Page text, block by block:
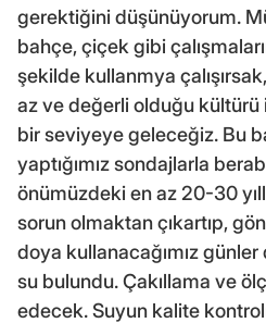
gerektiğini düşünüyorum.
bahçe, çiçek gibi
şekilde kullanmya
az ve değerli olduğu
bir seviyeye geleceğiz. Bu
yaptığımız sondajlarla
önümüzdeki en az 20-30
sorun olmaktan çıkartıp,
doya kullanacağımız
su bulundu. Çakıllama ve
edecek. Suyun kalite